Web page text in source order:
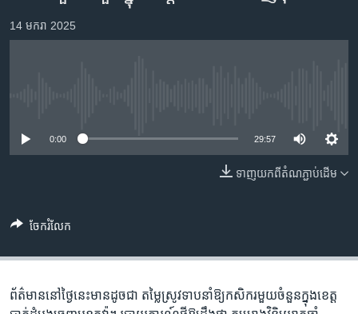
រំលង​
សម្ព័ន្ធ​
ទៅ​
ទំព័រ​
រក
ព្រឹត្តិការណ៍ព័ត៌មាន
Khmer English
14 មករា 2025
0:00 29:57
ទាញ​យក​ពី​តំណភ្ជាប់​ដើម
ចែករំលែក
ព័ត៌មាន​នៅ​ថ្ងៃនេះ​មាន​ដូចជា តម្លៃ​ស្រូវ​ទាប​នាំ​ឱ្យ​​កសិករ​មួយ​ចំនួន​ក្នុង​ខេត្ត​